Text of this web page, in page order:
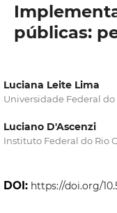
públicas:
Luciana Leite Lima
Universidade Federal do
Luciano D'Ascenzi
Instituto Federal do Rio
DOI: https://doi.org/